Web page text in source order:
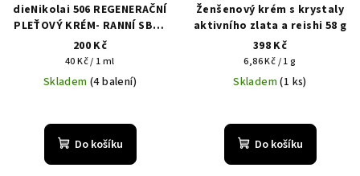
dieNikolai 506 REGENERAČNÍ
PLEŤOVÝ KRÉM- RANNÍ SBĚR
Z HROZNŮ 5ml
200 Kč
Měrná
cena:
40 Kč / 1 ml
Skladem(4 balení)
Do košíku
Ženšenový krém s krystaly
aktivního zlata a reishi 58 g
398 Kč
Měrná
cena:
6,86 Kč / 1 g
Skladem(1 ks)
Do košíku